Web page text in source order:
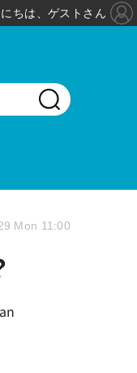
Mon 11:00
ちは、ゲストさん